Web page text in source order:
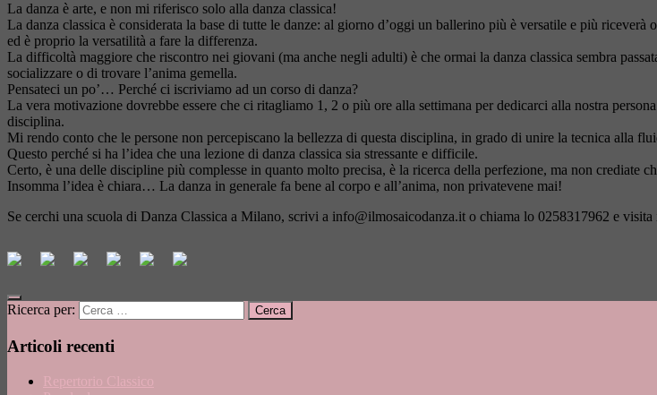
La danza è arte, e non mi riferisco solo alla danza classica!
La danza classica è considerata la base di tutte le danze: al giorno d’oggi un ballerino più è versatile e più
ed è proprio la versatilità a fare la differenza.
La difficoltà maggiore che riscontro nei giovani (ma anche negli adulti) è che ormai la danza classica sembra
socializzare o di trovare l’anima gemella.
Pensateci un po’… Perché ci iscriviamo ad un corso di danza?
La vera motivazione dovrebbe essere che ci ritagliamo 1, 2 o più ore alla settimana per dedicarci alla nostra
disciplina.
Mi rendo conto che le persone non percepiscano la bellezza di questa disciplina, in grado di unire la tecnica alla
Questo perché si ha l’idea che una lezione di danza classica sia stressante e difficile.
Certo, è una delle discipline più complesse in quanto molto precisa, è la ricerca della perfezione, ma non
Insomma l’idea è chiara… La danza in generale fa bene al corpo e all’anima, non privatevene mai!
Se cerchi una scuola di Danza Classica a Milano, scrivi a info@ilmosaicodanza.it o chiama lo 0258317962 e visita
Ricerca per:
Articoli recenti
Repertorio Classico